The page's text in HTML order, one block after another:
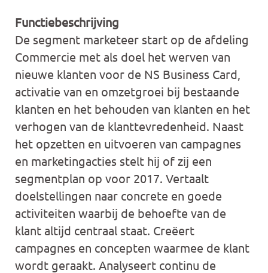
Functiebeschrijving
De segment marketeer start op de afdeling
Commercie met als doel het werven van
nieuwe klanten voor de NS Business Card,
activatie van en omzetgroei bij bestaande
klanten en het behouden van klanten en het
verhogen van de klanttevredenheid. Naast
het opzetten en uitvoeren van campagnes
en marketingacties stelt hij of zij een
segmentplan op voor 2017. Vertaalt
doelstellingen naar concrete en goede
activiteiten waarbij de behoefte van de
klant altijd centraal staat. Creëert
campagnes en concepten waarmee de klant
wordt geraakt. Analyseert continu de